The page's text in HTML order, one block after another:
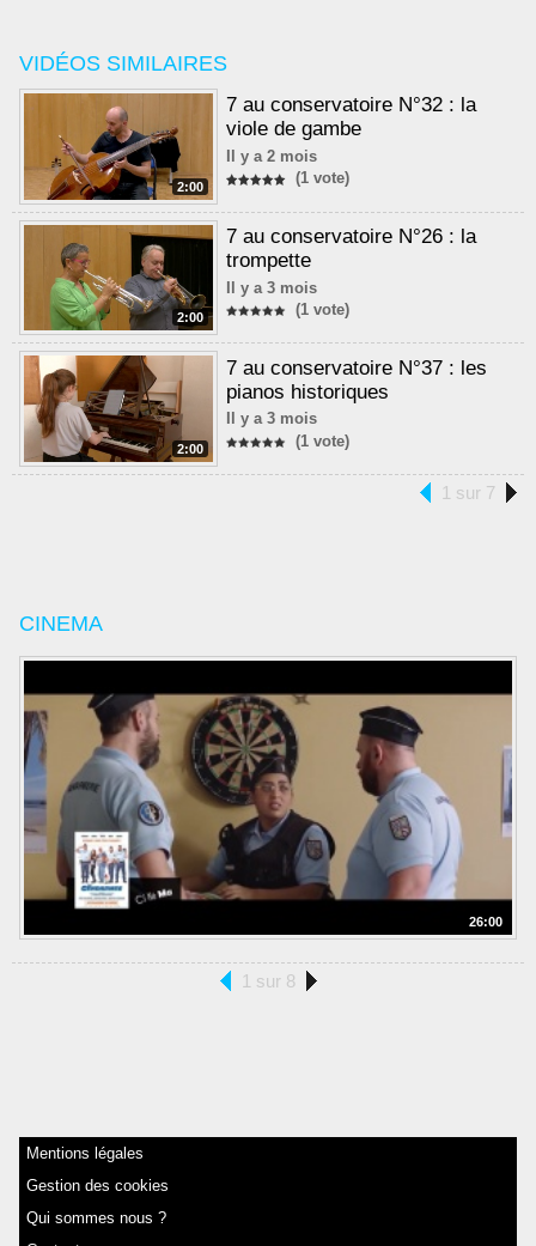
VIDÉOS SIMILAIRES
2:00
7 au conservatoire N°32 : la
viole de gambe
Il y a 2 mois
(1 vote)
2:00
7 au conservatoire N°26 : la
trompette
Il y a 3 mois
(1 vote)
2:00
7 au conservatoire N°37 : les
pianos historiques
Il y a 3 mois
(1 vote)
1 sur 7
CINEMA
26:00
1 sur 8
Mentions légales
Gestion des cookies
Qui sommes nous ?